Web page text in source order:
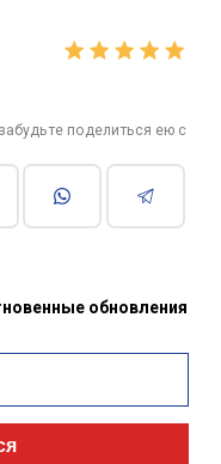
поделиться ею с
обновления